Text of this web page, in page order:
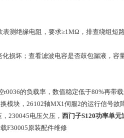
测绝缘电阻，要求≥1MΩ，排查绕组短
损坏；查看滤波电容是否鼓包漏液，容
的负载率，数值稳定低于80%再带载
模块，26102轴MX1伺服2的运行信号故
230045电压欠压， 西门子S120功率单